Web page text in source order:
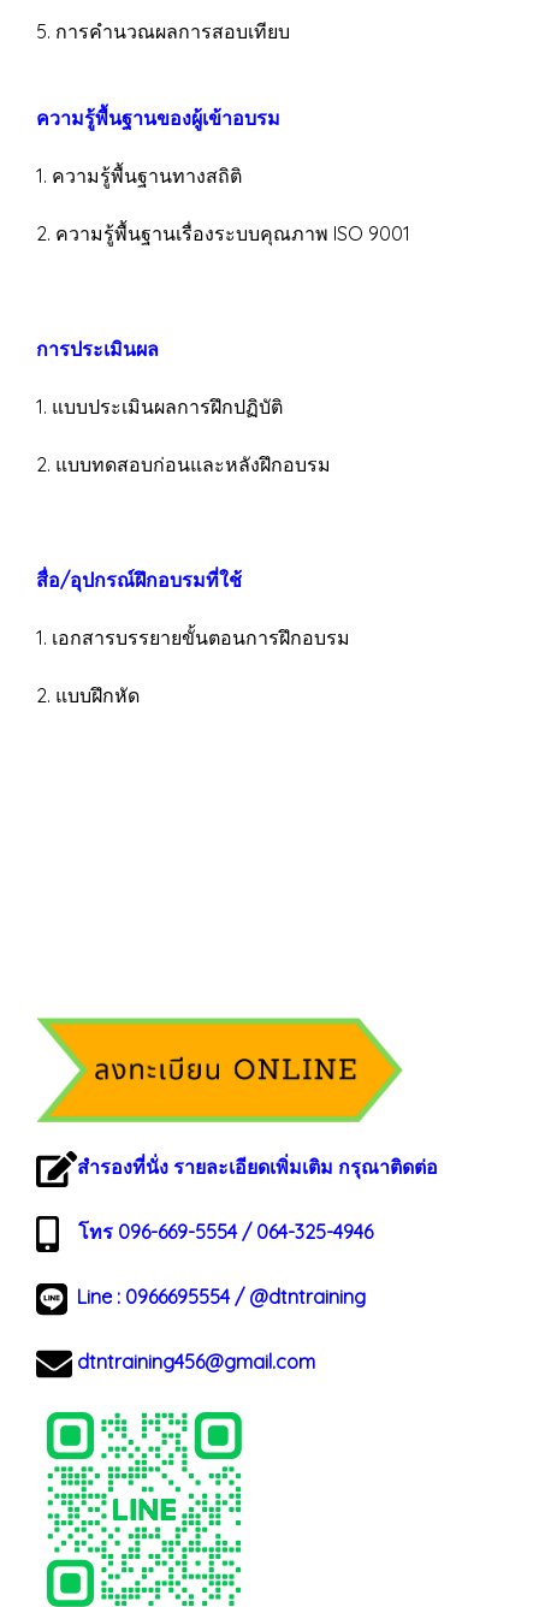
5. การคำนวณผลการสอบเทียบ
ความรู้พื้นฐานของผู้เข้าอบรม
1. ความรู้พื้นฐานทางสถิติ
2. ความรู้พื้นฐานเรื่องระบบคุณภาพ ISO 9001
การประเมินผล
1. แบบประเมินผลการฝึกปฏิบัติ
2. แบบทดสอบก่อนและหลังฝึกอบรม
สื่อ/อุปกรณ์ฝึกอบรมที่ใช้
1. เอกสารบรรยายขั้นตอนการฝึกอบรม
2. แบบฝึกหัด
สำรองที่นั่ง รายละเอียดเพิ่มเติม กรุณาติดต่อ
โทร 096-669-5554 / 064-325-4946
Line : 0966695554/ @dtntraining
dtntraining456@gmail.com